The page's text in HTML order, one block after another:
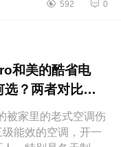
哪个效果好些 柜
592 0
和美的酷省电
？两者对比哪
家里的老式空调伤
能效的空调，开一